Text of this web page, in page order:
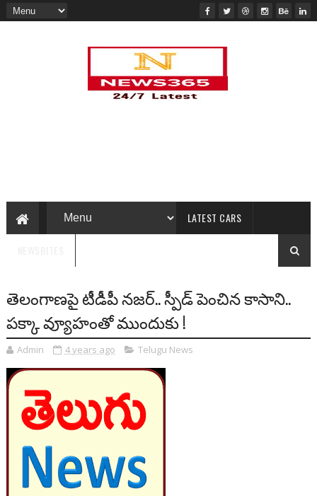
LATEST CARS
తెలంగాణపై టీడీపీ నజర్.. స్పీడ్ పెంచిన కాసాని..
పక్కా వ్యూహంతో ముందుకు !
Admin 4 years ago Telugu News